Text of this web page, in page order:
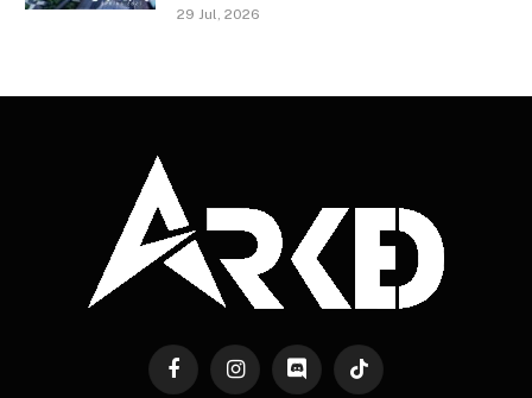
29 Jul, 2026
FacebookInstagramDiscord TikTok